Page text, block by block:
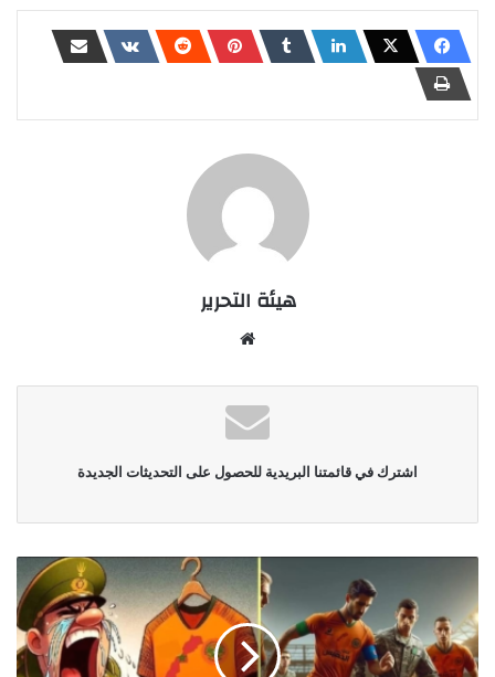
هيئة التحرير
اشترك في قائمتنا البريدية للحصول على التحديثات الجديدة